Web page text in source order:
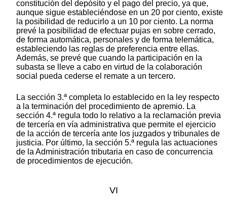
constitución del depósito y el pago del precio, ya que,
aunque sigue estableciéndose en un 20 por ciento, existe
la posibilidad de reducirlo a un 10 por ciento. La norma
prevé la posibilidad de efectuar pujas en sobre cerrado,
de forma automática, personales y de forma telemática,
estableciendo las reglas de preferencia entre ellas.
Además, se prevé que cuando la participación en la
subasta se lleve a cabo en virtud de la colaboración
social pueda cederse el remate a un tercero.
La sección 3.ª completa lo establecido en la ley respecto
a la terminación del procedimiento de apremio. La
sección 4.ª regula todo lo relativo a la reclamación previa
de tercería en vía administrativa que permite el ejercicio
de la acción de tercería ante los juzgados y tribunales de
justicia. Por último, la sección 5.ª regula las actuaciones
de la Administración tributaria en caso de concurrencia
de procedimientos de ejecución.
VI